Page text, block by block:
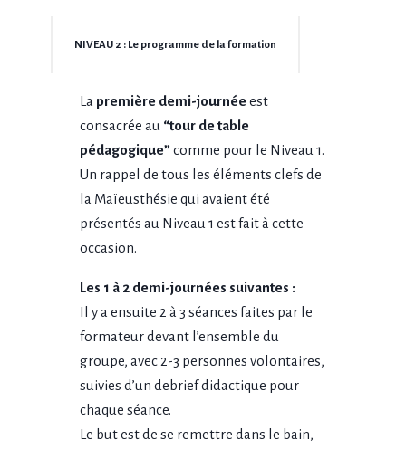
NIVEAU 2 : Le programme de la formation
La première demi-journée est
consacrée au “tour de table
pédagogique” comme pour le Niveau 1.
Un rappel de tous les éléments clefs de
la Maïeusthésie qui avaient été
présentés au Niveau 1 est fait à cette
occasion.
Les 1 à 2 demi-journées suivantes :
Il y a ensuite 2 à 3 séances faites par le
formateur devant l’ensemble du
groupe, avec 2-3 personnes volontaires,
suivies d’un debrief didactique pour
chaque séance.
Le but est de se remettre dans le bain,